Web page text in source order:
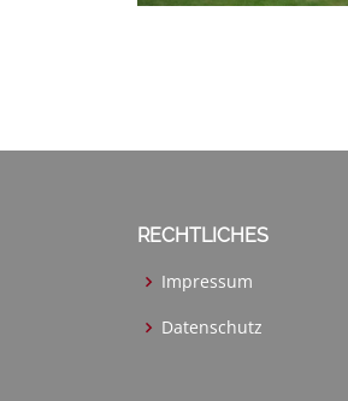
RECHTLICHES
Impressum
Datenschutz